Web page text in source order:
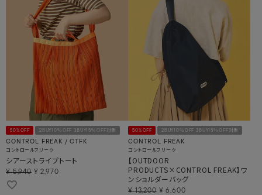
50%OFF 2BUY10％OFF 3BUY15％OFF対象
CONTROL FREAK / CTFK
コントロールフリーク
シアーストライプトート
¥ 5,940 ¥ 2,970
50%OFF 2BUY10％OFF 3BUY15％OFF対象
CONTROL FREAK
コントロールフリーク
【OUTDOOR
PRODUCTS×CONTROL FREAK】ワ
ンショルダーバッグ
¥ 13,200 ¥ 6,600